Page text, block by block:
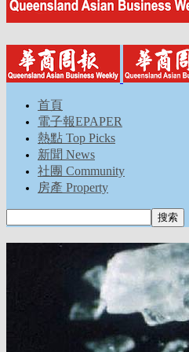
首頁
電子報EPAPER
熱點 Top Picks
新聞 News
社團 Community
房產 Property